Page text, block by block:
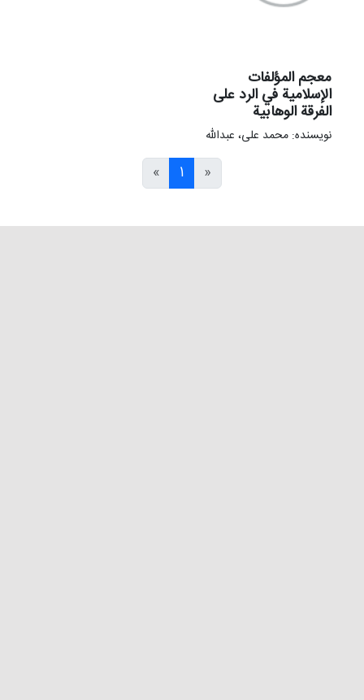
معجم المؤلفات
الإسلامیة في الرد علی
الفرقة الوهابیة
نویسنده: محمد علی، عبدالله
«
1
»